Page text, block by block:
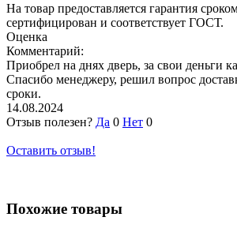
На товар предоставляется гарантия
сертифицирован и соответствует ГОСТ.
Оценка
Комментарий:
Приобрел на днях дверь, за свои деньги
Спасибо менеджеру, решил вопрос
сроки.
14.08.2024
Отзыв полезен? Да 0 Нет 0
Оставить отзыв!
Похожие товары